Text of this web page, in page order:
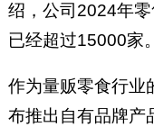
绍，公司2024年
已经超过15000家。
作为量贩零食行业
布推出自有品牌产